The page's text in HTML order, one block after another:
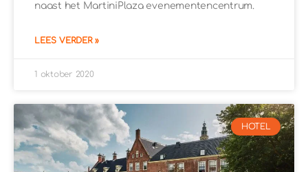
naast het MartiniPlaza evenementencentrum.
LEES VERDER »
1 oktober 2020
HOTEL